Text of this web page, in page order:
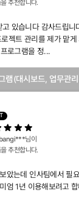
추천합니다.
있습니다 감사드립니
젝트 관리를 제가 맡게
로그램을 정...
램(대시보드, 업무관
님이
추천합니다.
았는데 인사팀에서 필
엄 1년 이용해보려고